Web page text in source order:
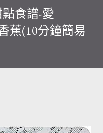
食譜-愛
蕉(10分鐘簡易